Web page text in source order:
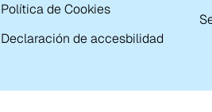
Política de Cookies
Declaración de accesbilidad